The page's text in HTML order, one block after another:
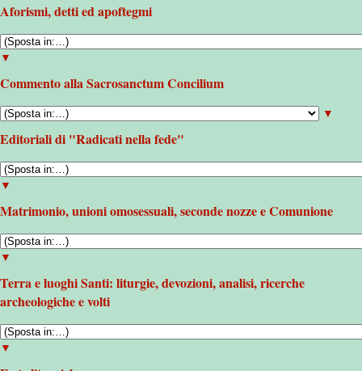
Aforismi, detti ed apoftegmi
▼
Commento alla Sacrosanctum Concilium
▼
Editoriali di "Radicati nella fede"
▼
Matrimonio, unioni omosessuali, seconde nozze e Comunione
▼
Terra e luoghi Santi: liturgie, devozioni, analisi, ricerche
archeologiche e volti
▼